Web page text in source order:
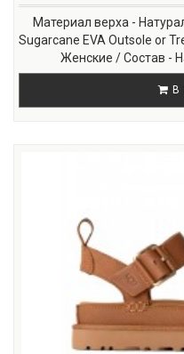
Материал верха -
Sugarcane EVA Outsole or
Женские / Состав -
В